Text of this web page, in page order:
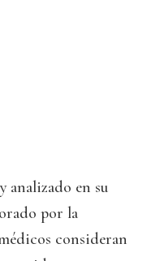
analizado en su
por la
consideran